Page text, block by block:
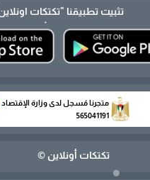
تثبيت تطبيقنا "تكتكات
متجرنا مُسجل لدى وزارة الإقتصاد
565041191
تكتكات أونلاين ©